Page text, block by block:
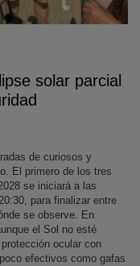
solar parcial
de curiosos y
El primero de los tres
se iniciará a las
para finalizar entre
se observe. En
el Sol no esté
ocular con
efectivos como gafas